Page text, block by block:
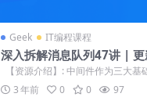
Geek IT编程课程
深入拆解消息队列47讲 |
【资源介绍】: 中间件作为三大基
一，消息队列是其重要的组成...
3 年前 0 0 97